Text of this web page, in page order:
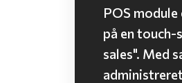
POS
på en touch-
sales". Med